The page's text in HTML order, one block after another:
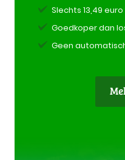
Slechts 13,49
Goedkoper dan
Geen